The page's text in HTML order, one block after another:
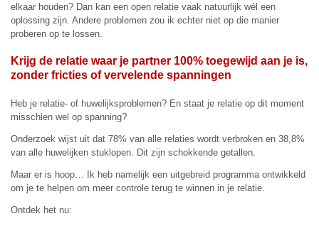
elkaar houden? Dan kan een open relatie vaak natuurlijk wél een
oplossing zijn. Andere problemen zou ik echter niet op die manier
proberen op te lossen.
Krijg de relatie waar je partner 100% toegewijd aan je is,
zonder fricties of vervelende spanningen
Heb je relatie- of huwelijksproblemen? En staat je relatie op dit moment
misschien wel op spanning?
Onderzoek wijst uit dat 78% van alle relaties wordt verbroken en 38,8%
van alle huwelijken stuklopen. Dit zijn schokkende getallen.
Maar er is hoop… Ik heb namelijk een uitgebreid programma ontwikkeld
om je te helpen om meer controle terug te winnen in je relatie.
Ontdek het nu: